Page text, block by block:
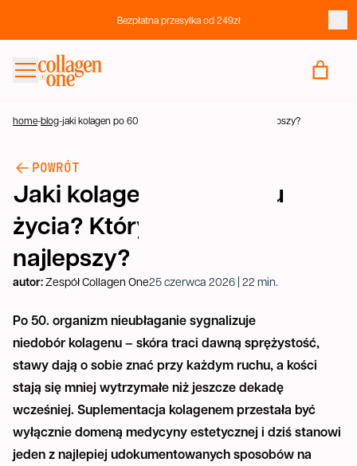
Bezpłatna przesyłka od 249zł
KUP KOLAGEN
home-blog-jaki kolagen po 60. roku życia? który okaże się najlepszy?
POWRÓT
Jaki kolagen po 60. roku
życia? Który okaże się
najlepszy?
autor:Zespół Collagen One25 czerwca 2026 | 22 min.
Po 50. organizm nieubłaganie sygnalizuje
niedobór kolagenu – skóra traci dawną sprężystość,
stawy dają o sobie znać przy każdym ruchu, a kości
stają się mniej wytrzymałe niż jeszcze dekadę
wcześniej. Suplementacja kolagenem przestała być
wyłącznie domeną medycyny estetycznej i dziś stanowi
jeden z najlepiej udokumentowanych sposobów na